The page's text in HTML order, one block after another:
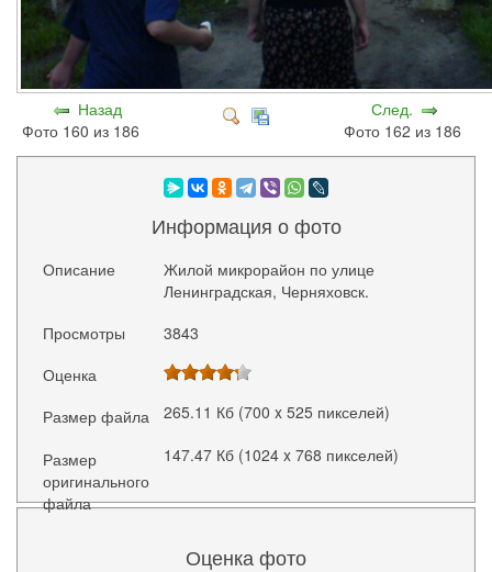
Назад
Фото 160 из 186
След.
Фото 162 из 186
Информация о фото
Описание
Жилой микрорайон по улице
Ленинградская, Черняховск.
Просмотры
3843
Оценка
Размер файла
265.11 Кб (700 x 525 пикселей)
Размер
оригинального
файла
147.47 Кб (1024 x 768 пикселей)
Оценка фото